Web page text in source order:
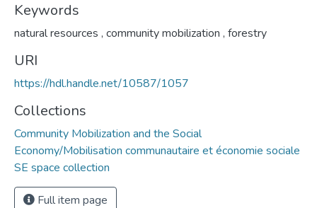
Keywords
natural resources , community mobilization , forestry
URI
https://hdl.handle.net/10587/1057
Collections
Community Mobilization and the Social
Economy/Mobilisation communautaire et économie sociale
SE space collection
Full item page